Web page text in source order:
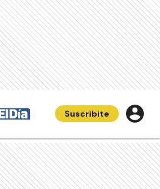
Suscribite